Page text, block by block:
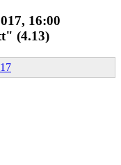
16:00
(4.13)